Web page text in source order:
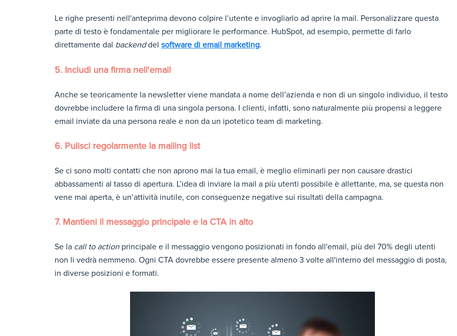
Le righe presenti nell'anteprima devono colpire l’utente e invogliarlo ad aprire la mail. Personalizzare questa
parte di testo è fondamentale per migliorare le performance. HubSpot, ad esempio, permette di farlo
direttamente dal backenddel software di email marketing.
5. Includi una firma nell'email
Anche se teoricamente la newsletter viene mandata a nome dell’azienda e non di un singolo individuo, il testo
dovrebbe includere la firma di una singola persona. I clienti, infatti, sono naturalmente più propensi a leggere
email inviate da una persona reale e non da un ipotetico team di marketing.
6. Pulisci regolarmente la mailing list
Se ci sono molti contatti che non aprono mai la tua email, è meglio eliminarli per non causare drastici
abbassamenti al tasso di apertura. L’idea di inviare la mail a più utenti possibile è allettante, ma, se questa non
vene mai aperta, è un’attività inutile, con conseguenze negative sui risultati della campagna.
7. Mantieni il messaggio principale e la CTA in alto
Se la call to action principale e il messaggio vengono posizionati in fondo all'email, più del 70% degli utenti
non li vedrà nemmeno. Ogni CTA dovrebbe essere presente almeno 3 volte all'interno del messaggio di posta,
in diverse posizioni e formati.